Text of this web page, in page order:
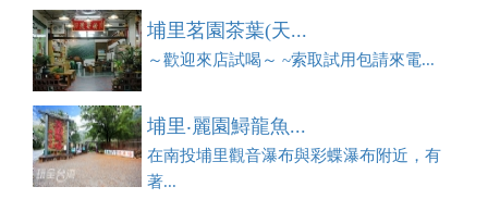
埔里茗園茶葉(天...
～歡迎來店試喝～ ~索取試用包請來電...
埔里‧麗園鱘龍魚...
在南投埔里觀音瀑布與彩蝶瀑布附近，有
著...